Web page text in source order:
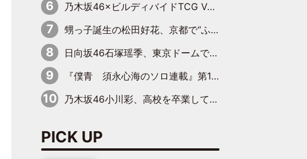
乃木坂46×ビルディバイドTCG Vol.2公開 賀喜遥香＆田村真佑が『京まふ』ステージに登壇
甥っ子誕生の松田好花、京都で“ふたつの家族”をはしご！ “母”黒谷友香に見送られ、“父”松岡昌宏とはハシゴ酒
日向坂46石塚瑶季、東京ドームで“観戦バレ”！ ナイツ・塙も認めた「巨人に詳しすぎるアイドル」は元VENUSスクール生で杉内コーチ推し⁉
『僕青 須永心海のソロ連載』第18回：「バーゲンセールハンターみうな inしまむら」編
乃木坂46小川彩、高校を卒業して初めてのグラビア「大人になった感じがしました(笑)」
PICK UP